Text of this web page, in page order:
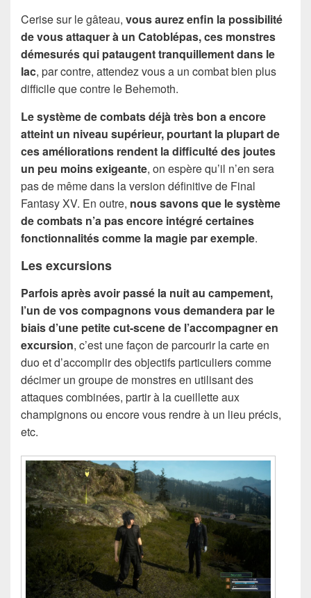
Cerise sur le gâteau, vous aurez enfin la possibilité
de vous attaquer à un Catoblépas, ces monstres
démesurés qui pataugent tranquillement dans le
lac, par contre, attendez vous a un combat bien plus
difficile que contre le Behemoth.
Le système de combats déjà très bon a encore
atteint un niveau supérieur, pourtant la plupart de
ces améliorations rendent la difficulté des joutes
un peu moins exigeante, on espère qu’il n’en sera
pas de même dans la version définitive de Final
Fantasy XV. En outre, nous savons que le système
de combats n’a pas encore intégré certaines
fonctionnalités comme la magie par exemple.
Les excursions
Parfois après avoir passé la nuit au campement,
l’un de vos compagnons vous demandera par le
biais d’une petite cut-scene de l’accompagner en
excursion, c’est une façon de parcourir la carte en
duo et d’accomplir des objectifs particuliers comme
décimer un groupe de monstres en utilisant des
attaques combinées, partir à la cueillette aux
champignons ou encore vous rendre à un lieu précis,
etc.